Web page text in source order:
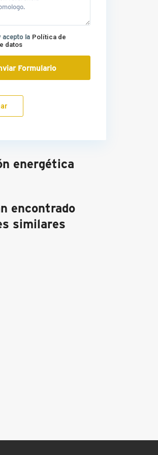
acepto la Política de
datos
energética
encontrado
similares